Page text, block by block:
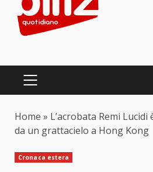
PRIMARY
Home » L’acrobata Remi
da un grattacielo a Hong Kong
Cronaca estera